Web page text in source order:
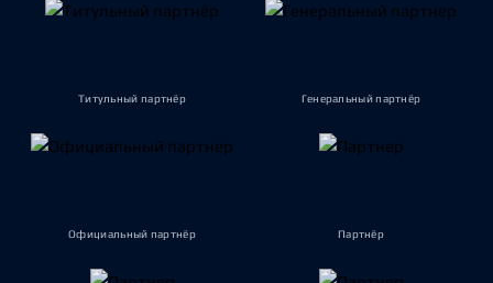
Титульный партнёр Генеральный партнёр
Официальный партнёр Партнёр